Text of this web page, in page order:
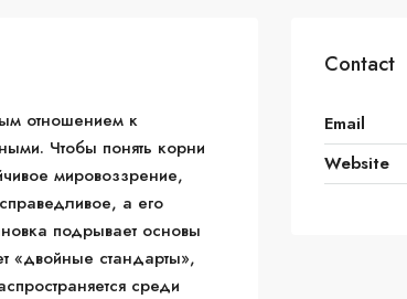
отношением к
Чтобы понять корни
мировоззрение,
а его
подрывает основы
«двойные стандарты»,
среди
Contact
Email
Website